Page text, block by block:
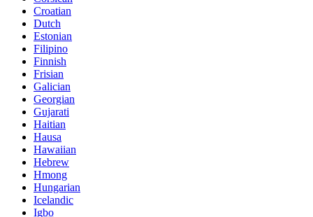
Croatian
Dutch
Estonian
Filipino
Finnish
Frisian
Galician
Georgian
Gujarati
Haitian
Hausa
Hawaiian
Hebrew
Hmong
Hungarian
Icelandic
Igbo